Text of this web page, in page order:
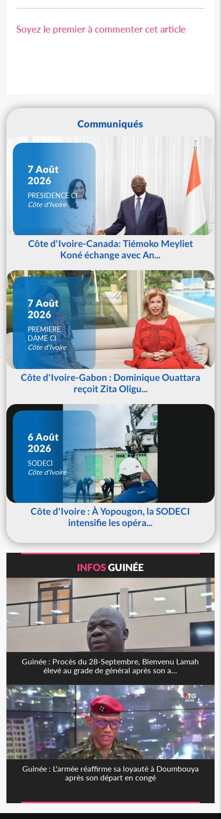
Soyez le premier à commenter cet article
Communiqués
7 Août
2026
PRESIDENCE CI
Côte d'Ivoire
Côte d'Ivoire-Canada: Tiémoko Meyliet
Koné échange avec An...
7 Août
2026
PREMIERE
DAME CI
Côte d'Ivoire
Côte d'Ivoire-Gabon : Dominique Ouattara
reçoit Zita Oligu...
6 Août
2026
SODECI
Côte d'Ivoire
Côte d'Ivoire : À Yopougon, la SODECI
intensifie les opéra...
INFOSGUINÉE
Guinée : Procès du 28-Septembre, Bienvenu Lamah
élevé au grade de général après son a...
Guinée : L'armée réaffirme sa loyauté à Doumbouya
après son départ en congé